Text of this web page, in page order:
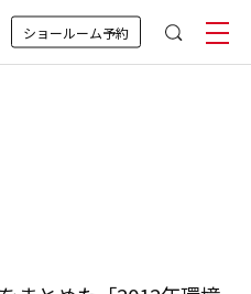
ショールーム予約